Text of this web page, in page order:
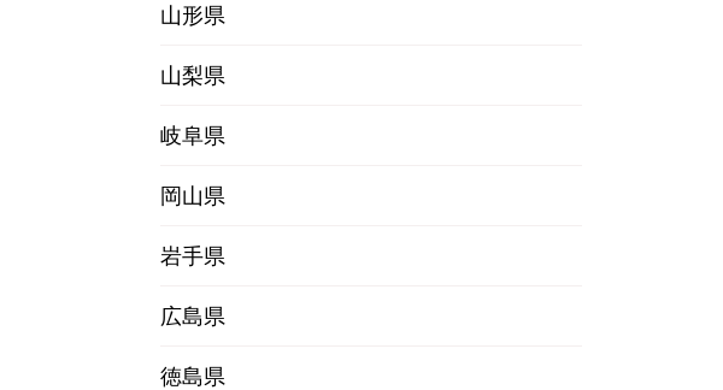
山形県
山梨県
岐阜県
岡山県
岩手県
広島県
徳島県